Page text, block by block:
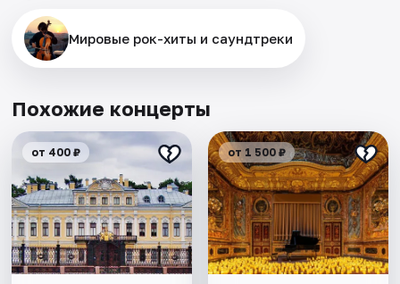
Мировые рок-хиты и саундтреки
Похожие концерты
от 400 ₽ от 1 500 ₽